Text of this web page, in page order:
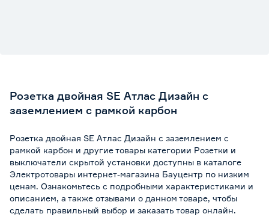
Розетка двойная SE Атлас Дизайн с
заземлением с рамкой карбон
Розетка двойная SE Атлас Дизайн с заземлением с
рамкой карбон и другие товары категории Розетки и
выключатели скрытой установки доступны в каталоге
Электротовары интернет-магазина Бауцентр по низким
ценам. Ознакомьтесь с подробными характеристиками и
описанием, а также отзывами о данном товаре, чтобы
сделать правильный выбор и заказать товар онлайн.